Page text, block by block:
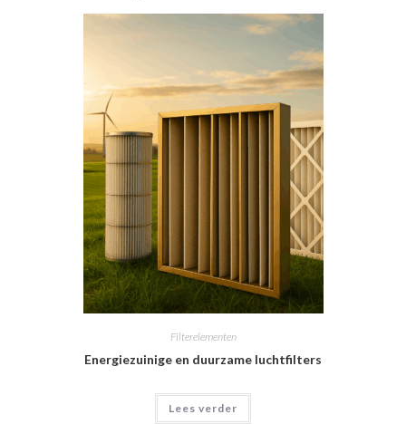
Filterelementen
Energiezuinige en duurzame luchtfilters
Lees verder